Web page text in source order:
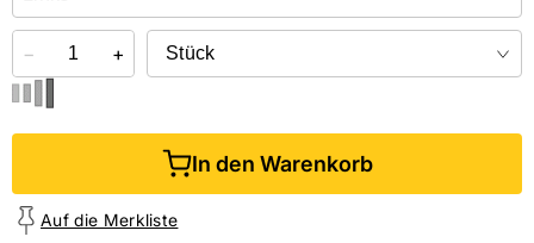
− +
In den Warenkorb
Auf die Merkliste